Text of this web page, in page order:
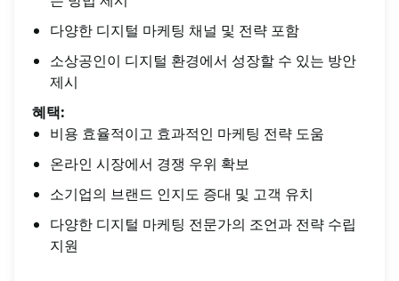
다양한 디지털 마케팅 채널 및 전략 포함
소상공인이 디지털 환경에서 성장할 수 있는 방안
제시
혜택:
비용 효율적이고 효과적인 마케팅 전략 도움
온라인 시장에서 경쟁 우위 확보
소기업의 브랜드 인지도 증대 및 고객 유치
다양한 디지털 마케팅 전문가의 조언과 전략 수립
지원